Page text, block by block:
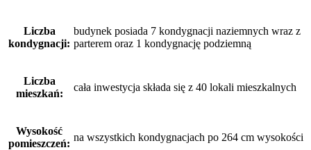
Liczba
kondygnacji:
budynek posiada 7 kondygnacji naziemnych wraz z
parterem oraz 1 kondygnację podziemną
Liczba
mieszkań:
cała inwestycja składa się z 40 lokali mieszkalnych
Wysokość
pomieszczeń:
na wszystkich kondygnacjach po 264 cm wysokości